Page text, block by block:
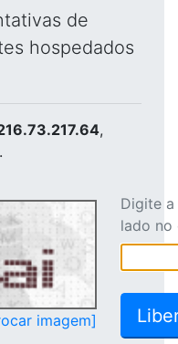
de
hospedados
,
imagem]
Digite
lado no